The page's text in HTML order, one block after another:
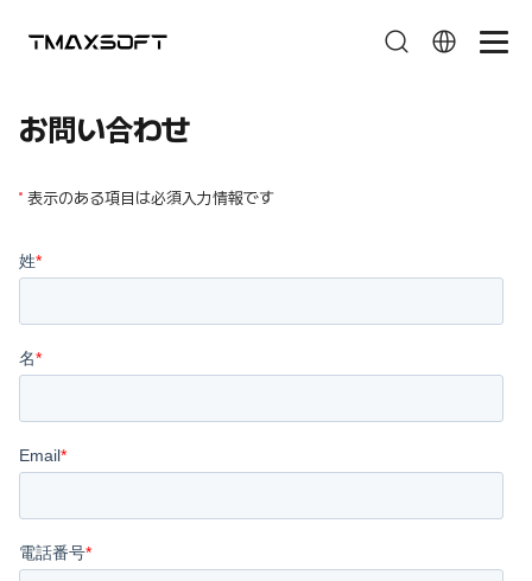
お問い合わせ
お問い合わせ
表示のある項目は必須入力情報です